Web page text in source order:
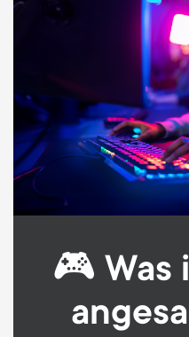
🎮 Was